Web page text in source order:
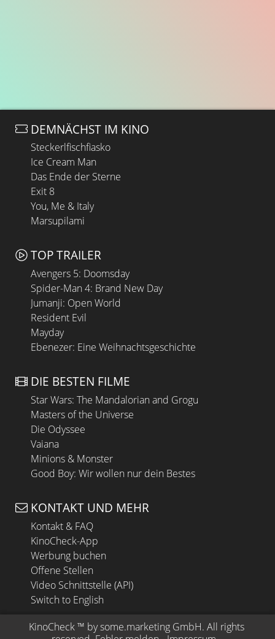
DEMNÄCHST IM KINO
Steckerlfischfiasko
Ice Cream Man
Das Ende der Sterne
Exit 8
You, Me & Italy
Marsupilami
TOP TRAILER
Avengers 5: Doomsday
Spider-Man 4: Brand New Day
Jumanji: Open World
Resident Evil
Mayday
Ebenezer: Eine Weihnachtsgeschichte
DIE BESTEN FILME
Star Wars: The Mandalorian and Grogu
Masters of the Universe
Die Odyssee
Vaiana
Minions & Monster
Good Boy: Wir wollen nur dein Bestes
KONTAKT UND MEHR
Kontakt & FAQ
KinoCheck-App
Werbung buchen
Offene Stellen
Video Schnittstelle (API)
Switch to English
KinoCheck ™ by some.marketing GmbH. All rights